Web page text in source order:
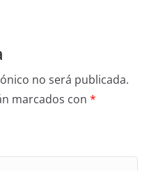
no será publicada.
marcados con *